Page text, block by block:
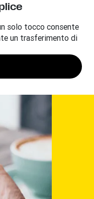
solo tocco consente
un trasferimento di